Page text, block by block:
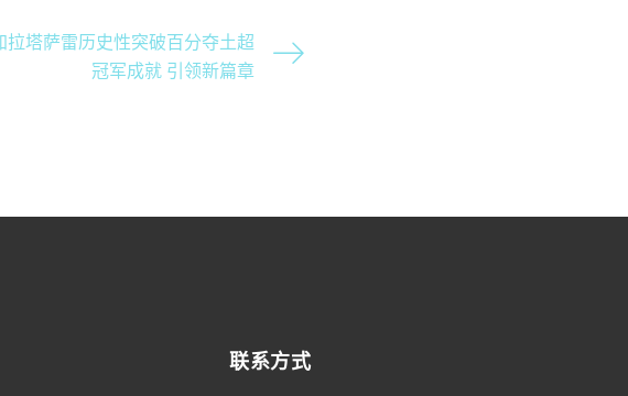
拉塔萨雷历史性突破百分夺土超
冠军成就 引领新篇章
联系方式